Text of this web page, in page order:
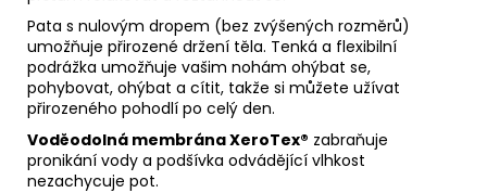
Pata s nulovým dropem (bez zvýšených rozměrů)
umožňuje přirozené držení těla. Tenká a flexibilní
podrážka umožňuje vašim nohám ohýbat se,
pohybovat, ohýbat a cítit, takže si můžete užívat
přirozeného pohodlí po celý den.
Voděodolná membrána XeroTex® zabraňuje
pronikání vody a podšívka odvádějící vlhkost
nezachycuje pot.